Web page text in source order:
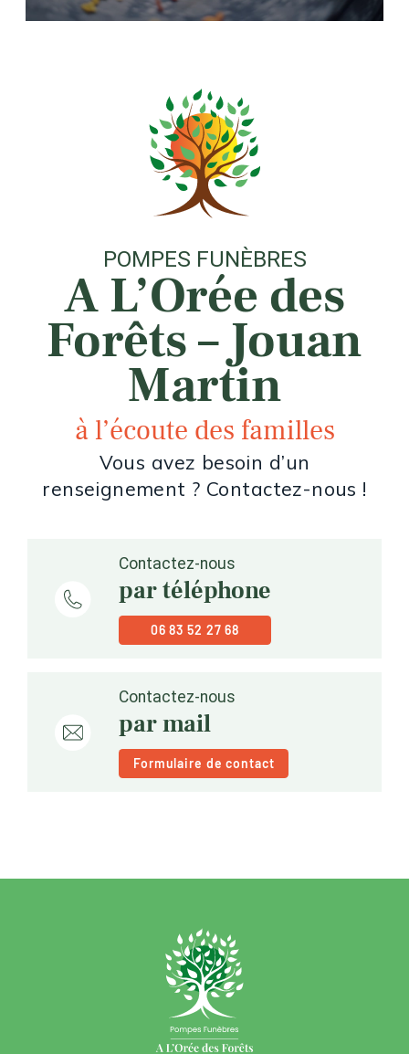
POMPES FUNÈBRES
A L’Orée des
Forêts – Jouan
Martin
à l’écoute des familles
Vous avez besoin d’un
renseignement ? Contactez-nous !
Contactez-nous
par téléphone
06 83 52 27 68
Contactez-nous
par mail
Formulaire de contact